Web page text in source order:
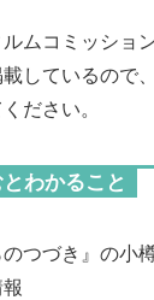
ムコミッショ
しているので
ださい。
わかること
のつづき』の小